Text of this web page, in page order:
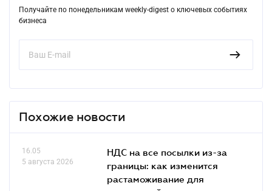
Получайте по понедельникам weekly-digest о ключевых событиях
бизнеса
Похожие новости
16.05
5 августа 2026
НДС на все посылки из-за
границы: как изменится
растаможивание для